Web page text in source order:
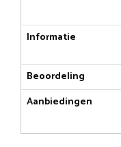
Informatie
Beoordeling
Aanbiedingen